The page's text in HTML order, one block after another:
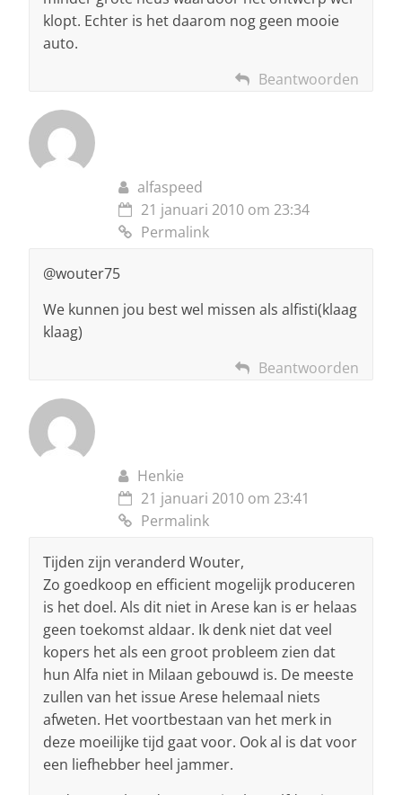
klopt. Echter is het daarom nog geen mooie
auto.
Beantwoorden
alfaspeed
21 januari 2010 om 23:34
Permalink
@wouter75
We kunnen jou best wel missen als alfisti(klaag
klaag)
Beantwoorden
Henkie
21 januari 2010 om 23:41
Permalink
Tijden zijn veranderd Wouter,
Zo goedkoop en efficient mogelijk produceren
is het doel. Als dit niet in Arese kan is er helaas
geen toekomst aldaar. Ik denk niet dat veel
kopers het als een groot probleem zien dat
hun Alfa niet in Milaan gebouwd is. De meeste
zullen van het issue Arese helemaal niets
afweten. Het voortbestaan van het merk in
deze moeilijke tijd gaat voor. Ook al is dat voor
een liefhebber heel jammer.